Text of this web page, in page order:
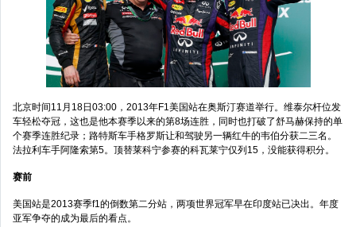
北京时间11月18日03:00，2013年F1美国站在奥斯汀赛道举行。维泰尔杆位发
车轻松夺冠，这也是他本赛季以来的第8场连胜，同时也打破了舒马赫保持的单
个赛季连胜纪录；路特斯车手格罗斯让和驾驶另一辆红牛的韦伯分获二三名。
法拉利车手阿隆索第5。顶替莱科宁参赛的科瓦莱宁仅列15，没能获得积分。
赛前
美国站是2013赛季f1的倒数第二分站，两项世界冠军早在印度站已决出。年度
亚军争夺的成为最后的看点。